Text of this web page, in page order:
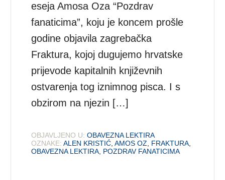
eseja Amosa Oza “Pozdrav
fanaticima”, koju je koncem prošle
godine objavila zagrebačka
Fraktura, kojoj dugujemo hrvatske
prijevode kapitalnih književnih
ostvarenja tog iznimnog pisca. I s
obzirom na njezin […]
OBJAVLJENO U: OBAVEZNA LEKTIRA
OZNAKE: ALEN KRISTIĆ,AMOS OZ, FRAKTURA,
OBAVEZNA LEKTIRA, POZDRAV FANATICIMA